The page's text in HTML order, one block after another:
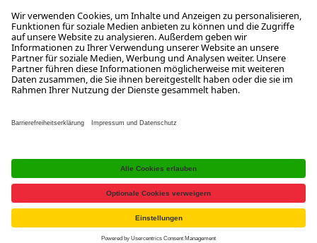
ÖFFNUNGSZEITEN
Wir freuen uns auf Ihre Anfrage!
Gerne stehen wir Ihnen von Montag bis Donnerstag von 08:00 bis
Datenschutzerklärung
Barrierefreiheitserklärung B2B
Jobs